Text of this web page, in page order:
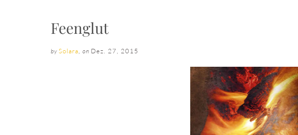
Feenglut
by Solara on Dez. 27, 2015